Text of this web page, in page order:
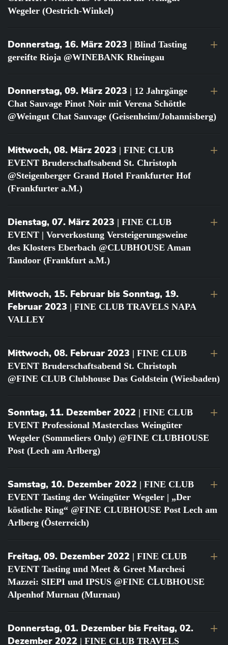
Wegeler (Oestrich-Winkel)
Donnerstag, 16. März 2023 | Blind Tasting
gereifte Rioja @WINEBANK Rheingau
Donnerstag, 09. März 2023 | 12 Jahrgänge
Chat Sauvage Pinot Noir mit Verena Schöttle
@Weingut Chat Sauvage (Geisenheim/Johannisberg)
Mittwoch, 08. März 2023 | FINE CLUB
EVENT Bruderschaftsabend St. Christoph
@Steigenberger Grand Hotel Frankfurter Hof
(Frankfurter a.M.)
Dienstag, 07. März 2023 | FINE CLUB
EVENT | Vorverkostung Versteigerungsweine
des Klosters Eberbach @CLUBHOUSE Aman
Tandoor (Frankfurt a.M.)
Mittwoch, 15. Februar bis Sonntag, 19.
Februar 2023 | FINE CLUB TRAVELS NAPA
VALLEY
Mittwoch, 08. Februar 2023 | FINE CLUB
EVENT Bruderschaftsabend St. Christoph
@FINE CLUB Clubhouse Das Goldstein (Wiesbaden)
Sonntag, 11. Dezember 2022 | FINE CLUB
EVENT Professional Masterclass Weingüter
Wegeler (Sommeliers Only) @FINE CLUBHOUSE
Post (Lech am Arlberg)
Samstag, 10. Dezember 2022 | FINE CLUB
EVENT Tasting der Weingüter Wegeler | „Der
köstliche Ring“ @FINE CLUBHOUSE Post Lech am
Arlberg (Österreich)
Freitag, 09. Dezember 2022 | FINE CLUB
EVENT Tasting und Meet & Greet Marchesi
Mazzei: SIEPI und IPSUS @FINE CLUBHOUSE
Alpenhof Murnau (Murnau)
Donnerstag, 01. Dezember bis Freitag, 02.
Dezember 2022 | FINE CLUB TRAVELS